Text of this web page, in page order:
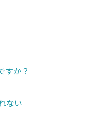
すか？
ない